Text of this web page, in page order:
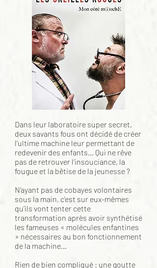
Dans leur laboratoire super secret,
deux savants fous ont décidé de créer
l’ultime machine leur permettant de
redevenir des enfants… Qui ne rêve
pas de retrouver l’insouciance, la
fougue et la bêtise de la jeunesse ?
N’ayant pas de cobayes volontaires
sous la main, c’est sur eux-mêmes
qu’ils vont tenter cette
transformation après avoir synthétisé
les fameuses « molécules enfantines
» nécessaires au bon fonctionnement
de la machine…
Rien de bien compliqué : une goutte